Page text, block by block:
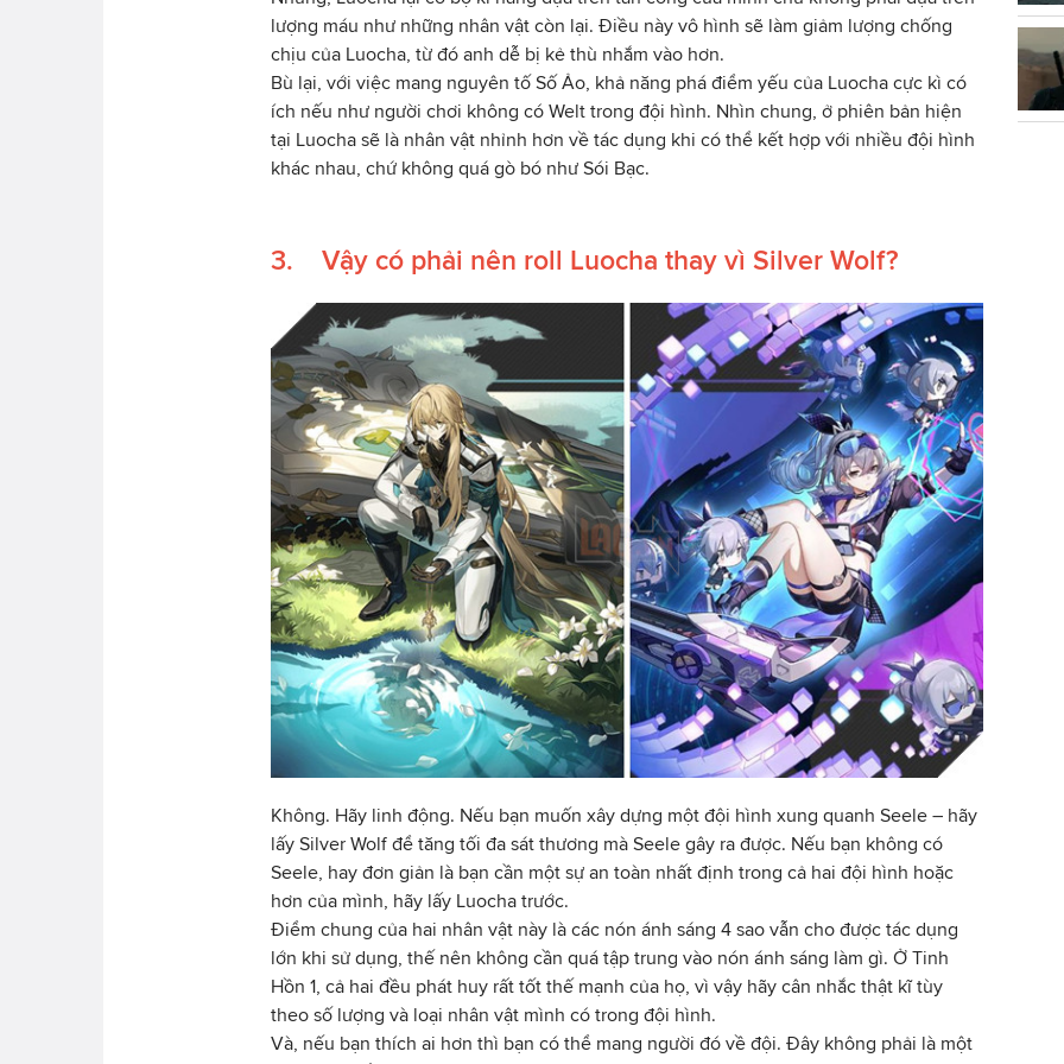
lượng máu như những nhân vật còn lại. Điều này vô hình sẽ làm giảm lượng chống
chịu của Luocha, từ đó anh dễ bị kẻ thù nhắm vào hơn.
Bù lại, với việc mang nguyên tố Số Ảo, khả năng phá điểm yếu của Luocha cực kì có
ích nếu như người chơi không có Welt trong đội hình. Nhìn chung, ở phiên bản hiện
tại Luocha sẽ là nhân vật nhỉnh hơn về tác dụng khi có thể kết hợp với nhiều đội hình
khác nhau, chứ không quá gò bó như Sói Bạc.
3. Vậy có phải nên roll Luocha thay vì Silver Wolf?
Không. Hãy linh động. Nếu bạn muốn xây dựng một đội hình xung quanh Seele – hãy
lấy Silver Wolf để tăng tối đa sát thương mà Seele gây ra được. Nếu bạn không có
Seele, hay đơn giản là bạn cần một sự an toàn nhất định trong cả hai đội hình hoặc
hơn của mình, hãy lấy Luocha trước.
Điểm chung của hai nhân vật này là các nón ánh sáng 4 sao vẫn cho được tác dụng
lớn khi sử dụng, thế nên không cần quá tập trung vào nón ánh sáng làm gì. Ở Tinh
Hồn 1, cả hai đều phát huy rất tốt thế mạnh của họ, vì vậy hãy cân nhắc thật kĩ tùy
theo số lượng và loại nhân vật mình có trong đội hình.
Và, nếu bạn thích ai hơn thì bạn có thể mang người đó về đội. Đây không phải là một